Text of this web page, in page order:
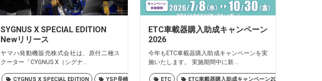
佐世保 大村 島原 諫早 長崎
SYGNUS X SPECIAL EDITION
Newリリース
ヤマハ発動機販売株式会社は、原付二種ス
クーター「CYGNUS X（シグナ...
CYGNUS X SPECIAL EDITION YSP長崎 バイク ヤマハ 佐世保 大村 島原
ETC車載器購入助成キャンペーン
2026
今年もETC車載器購入助成キャンペーンを実
施いたします。 実施期間中に新...
ETC ETC車載器購入助成キャンペーン2026